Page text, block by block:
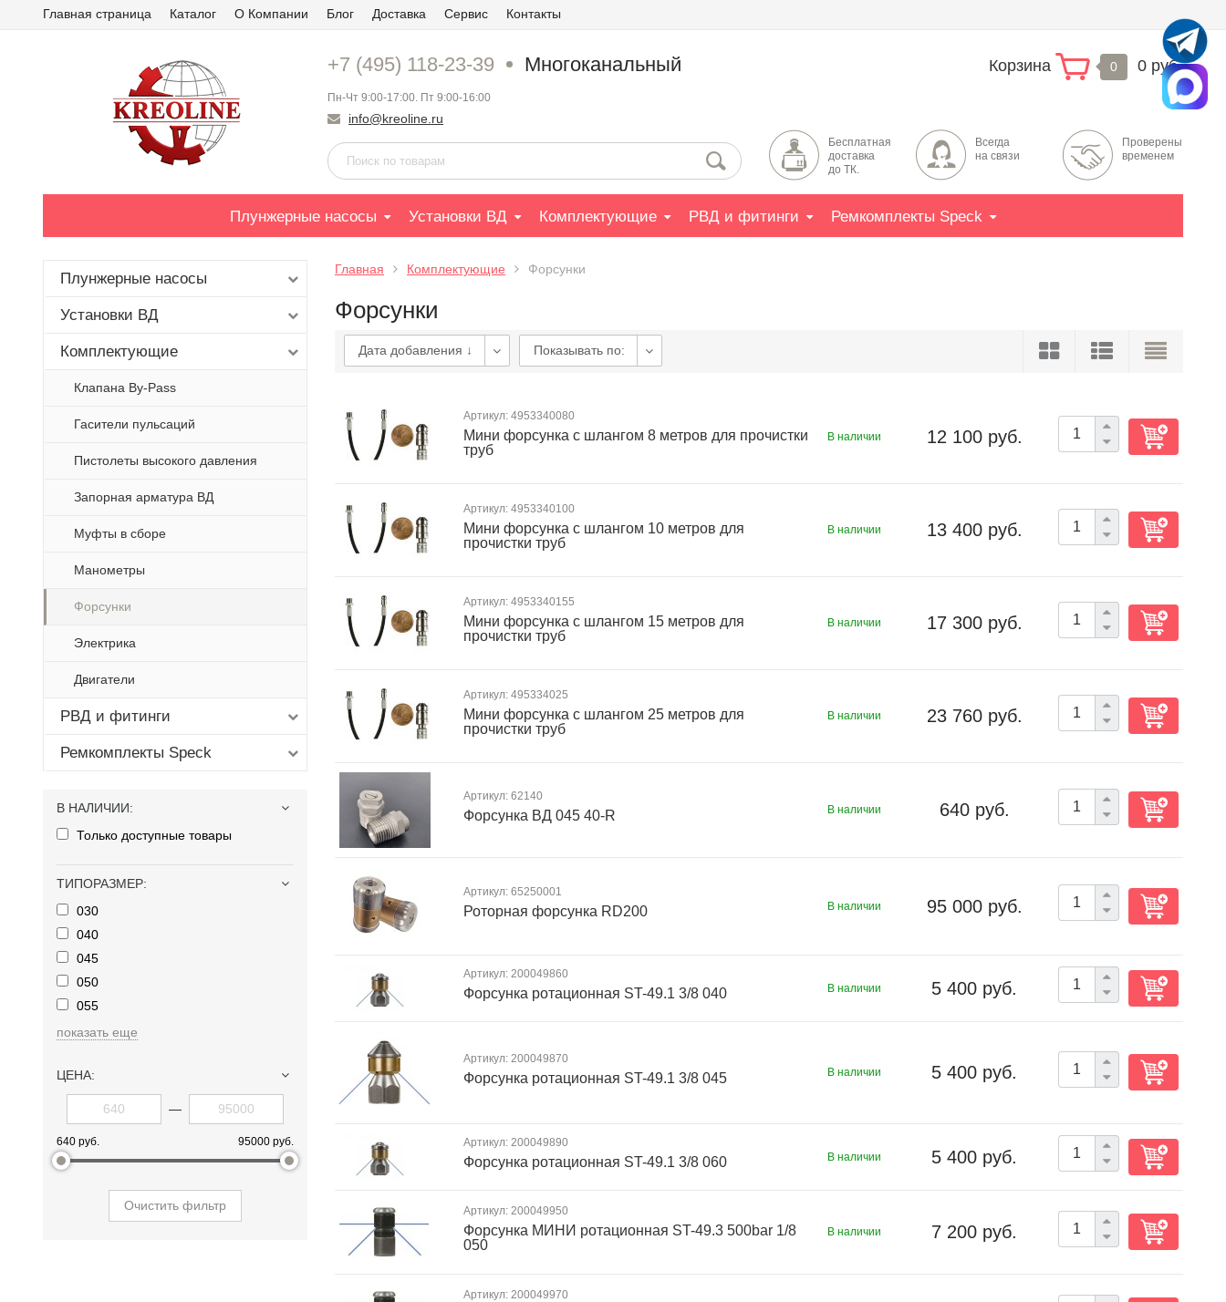
Главная страница Каталог О Компании Блог Доставка Сервис Контакты
+7 (495) 118-23-39 Многоканальный
Пн-Чт 9:00-17:00. Пт 9:00-16:00
info@kreoline.ru
Корзина 0 0 руб.
Бесплатная
доставка
до ТК.
Всегда
на связи
Проверены
временем
Плунжерные насосы Установки ВД Комплектующие РВД и фитинги Ремкомплекты Speck
Плунжерные насосы
Установки ВД
Комплектующие
Клапана By-Pass
Гасители пульсаций
Пистолеты высокого давления
Запорная арматура ВД
Муфты в сборе
Манометры
Форсунки
Электрика
Двигатели
РВД и фитинги
Ремкомплекты Speck
В НАЛИЧИИ:
Только доступные товары
ТИПОРАЗМЕР:
030
040
045
050
055
показать еще
ЦЕНА:
—
640 руб. 95000 руб.
Очистить фильтр
Главная Комплектующие Форсунки
Форсунки
Дата добавления ↓ Показывать по:
Артикул: 4953340080
Мини форсунка с шлангом 8 метров для прочистки
труб
В наличии 12 100 руб.
Артикул: 4953340100
Мини форсунка с шлангом 10 метров для
прочистки труб
В наличии 13 400 руб.
Артикул: 4953340155
Мини форсунка с шлангом 15 метров для
прочистки труб
В наличии 17 300 руб.
Артикул: 495334025
Мини форсунка с шлангом 25 метров для
прочистки труб
В наличии 23 760 руб.
Артикул: 62140
Форсунка ВД 045 40-R В наличии 640 руб.
Артикул: 65250001
Роторная форсунка RD200 В наличии 95 000 руб.
Артикул: 200049860
Форсунка ротационная ST-49.1 3/8 040 В наличии 5 400 руб.
Артикул: 200049870
Форсунка ротационная ST-49.1 3/8 045 В наличии 5 400 руб.
Артикул: 200049890
Форсунка ротационная ST-49.1 3/8 060 В наличии 5 400 руб.
Артикул: 200049950
Форсунка МИНИ ротационная ST-49.3 500bar 1/8
050
В наличии 7 200 руб.
Артикул: 200049970